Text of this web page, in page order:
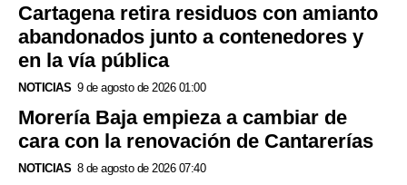
Cartagena retira residuos con amianto
abandonados junto a contenedores y
en la vía pública
NOTICIAS 9 de agosto de 2026 01:00
Morería Baja empieza a cambiar de
cara con la renovación de Cantarerías
NOTICIAS 8 de agosto de 2026 07:40